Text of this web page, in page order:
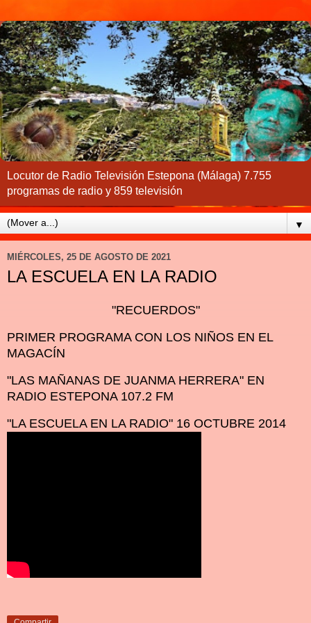
Locutor de Radio Televisión Estepona (Málaga) 7.755
programas de radio y 859 televisión
▼
MIÉRCOLES, 25 DE AGOSTO DE 2021
LA ESCUELA EN LA RADIO
"RECUERDOS"
PRIMER PROGRAMA CON LOS NIÑOS EN EL
MAGACÍN
"LAS MAÑANAS DE JUANMA HERRERA" EN
RADIO ESTEPONA 107.2 FM
"LA ESCUELA EN LA RADIO" 16 OCTUBRE 2014